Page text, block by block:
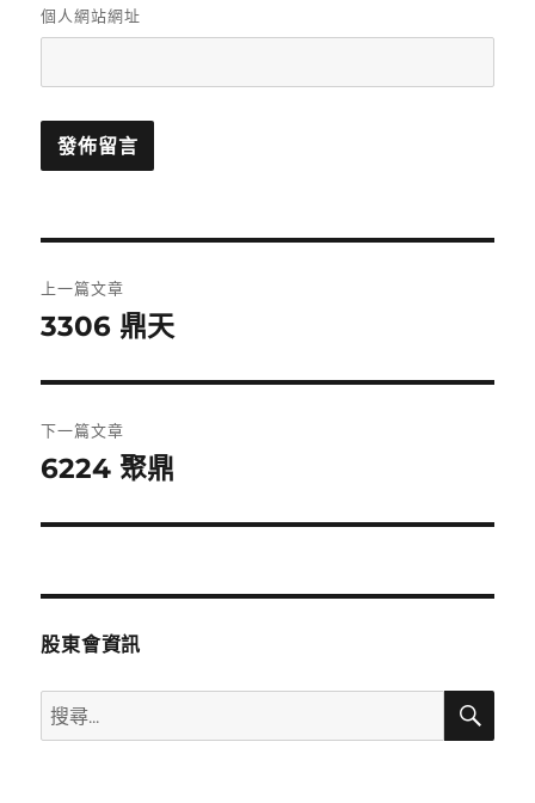
個人網站網址
章
覽
上一篇文章
上
篇
文
章:
3306 鼎天
下一篇文章
下
篇
章:
6224 聚鼎
股東會資訊
搜
尋
搜